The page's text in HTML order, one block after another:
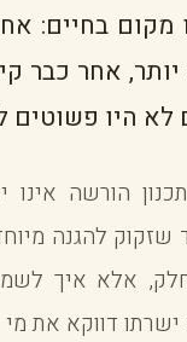
מקום בחיים:
יותר, אחר כבר
לא היו פשוטים
הורשה אינו
שזקוק להגנה
אלא איך
דווקא את